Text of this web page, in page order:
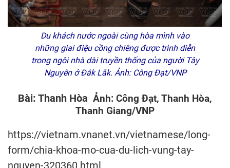
Du khách nước ngoài cùng hòa mình vào
những giai điệu cồng chiêng được trình diễn
trong ngôi nhà dài truyền thống của người Tây
Nguyên ở Đắk Lắk. Ảnh: Công Đạt/VNP
Bài: Thanh Hòa Ảnh: Công Đạt, Thanh Hòa,
Thanh Giang/VNP
https://vietnam.vnanet.vn/vietnamese/long-
form/chia-khoa-mo-cua-du-lich-vung-tay-
nguyen-320360.html